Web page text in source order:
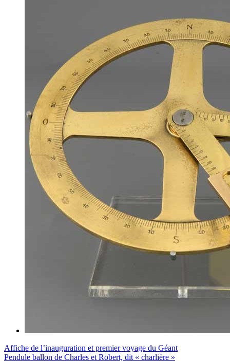
Affiche de l’inauguration et premier voyage du Géant
Pendule ballon de Charles et Robert, dit « charlière »